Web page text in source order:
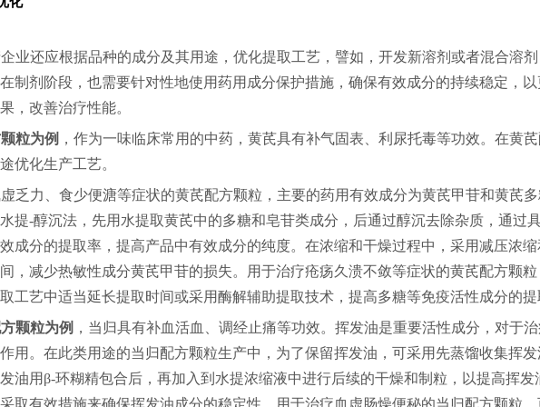
业还应根据品种的成分及其用途，优化提取工艺，譬如，开发新溶剂或者混合溶
制剂阶段，也需要针对性地使用药用成分保护措施，确保有效成分的持续稳定，
，改善治疗性能。
粒为例 ，作为一味临床常用的中药，黄芪具有补气固表、利尿托毒等功效。在黄
优化生产工艺。
乏力、食少便溏等症状的黄芪配方颗粒，主要的药用有效成分为黄芪甲苷和黄芪
提-醇沉法，先用水提取黄芪中的多糖和皂苷类成分，后通过醇沉去除杂质，通过
成分的提取率，提高产品中有效成分的纯度。在浓缩和干燥过程中，采用减压浓
，减少热敏性成分黄芪甲苷的损失。用于治疗疮疡久溃不敛等症状的黄芪配方颗
工艺中适当延长提取时间或采用酶解辅助提取技术，提高多糖等免疫活性成分的提
颗粒为例 ，当归具有补血活血、调经止痛等功效。挥发油是重要活性成分，对于
用。在此类用途的当归配方颗粒生产中，为了保留挥发油，可采用先蒸馏收集挥
油用β-环糊精包合后，再加入到水提浓缩液中进行后续的干燥和制粒，以提高挥发
取有效措施来确保挥发油成分的稳定性。用于治疗血虚肠燥便秘的当归配方颗粒